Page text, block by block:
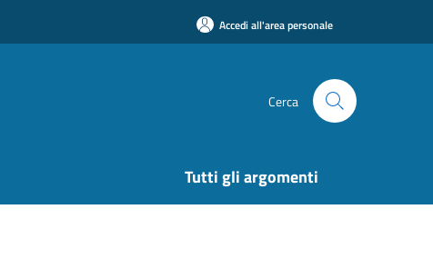
Accedi all'area personale
Cerca
Tutti gli argomenti